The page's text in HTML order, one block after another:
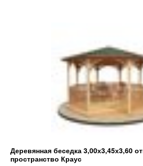
Деревянная беседка 3,00х3,45х3,60
пространство Краус